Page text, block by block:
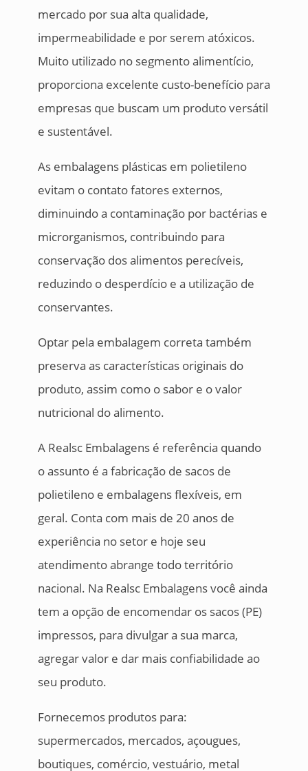
mercado por sua alta qualidade,
impermeabilidade e por serem atóxicos.
Muito utilizado no segmento alimentício,
proporciona excelente custo-benefício para
empresas que buscam um produto versátil
e sustentável.
As embalagens plásticas em polietileno
evitam o contato fatores externos,
diminuindo a contaminação por bactérias e
microrganismos, contribuindo para
conservação dos alimentos perecíveis,
reduzindo o desperdício e a utilização de
conservantes.
Optar pela embalagem correta também
preserva as características originais do
produto, assim como o sabor e o valor
nutricional do alimento.
A Realsc Embalagens é referência quando
o assunto é a fabricação de sacos de
polietileno e embalagens flexíveis, em
geral. Conta com mais de 20 anos de
experiência no setor e hoje seu
atendimento abrange todo território
nacional. Na Realsc Embalagens você ainda
tem a opção de encomendar os sacos (PE)
impressos, para divulgar a sua marca,
agregar valor e dar mais confiabilidade ao
seu produto.
Fornecemos produtos para:
supermercados, mercados, açougues,
boutiques, comércio, vestuário, metal